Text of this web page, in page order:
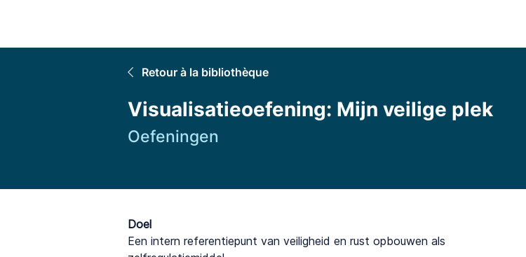
Retour à la bibliothèque
Visualisatieoefening: Mijn veilige plek
Oefeningen
Doel
Een intern referentiepunt van veiligheid en rust opbouwen als